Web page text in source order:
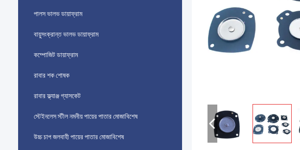
পালস ভালভ ডায়াফ্রাম
বায়ুসংক্রান্ত ভালভ ডায়াফ্রাম
কম্পোজিট ডায়াফ্রাম
রাবার শক শোষক
রাবার ফ্ল্যাঞ্জ গ্যাসকেট
স্টেইনলেস স্টীল নমনীয় পায়ের পাতার মোজাবিশেষ
উচ্চ চাপ জলবাহী পায়ের পাতার মোজাবিশেষ